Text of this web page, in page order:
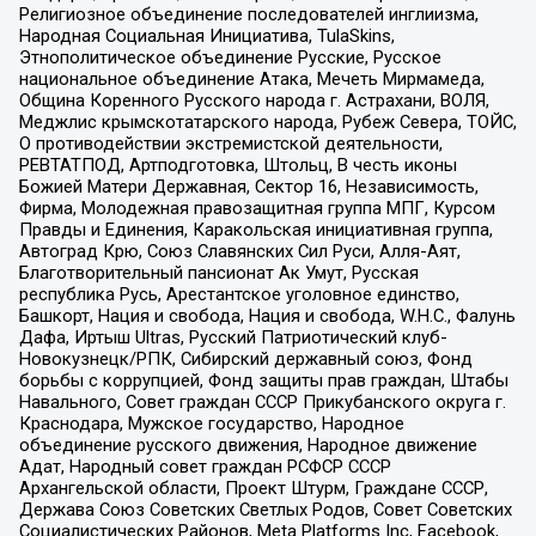
Религиозное объединение последователей инглиизма,
Народная Социальная Инициатива, TulaSkins,
Этнополитическое объединение Русские, Русское
национальное объединение Атака, Мечеть Мирмамеда,
Община Коренного Русского народа г. Астрахани, ВОЛЯ,
Меджлис крымскотатарского народа, Рубеж Севера, ТОЙС,
О противодействии экстремистской деятельности,
РЕВТАТПОД, Артподготовка, Штольц, В честь иконы
Божией Матери Державная, Сектор 16, Независимость,
Фирма, Молодежная правозащитная группа МПГ, Курсом
Правды и Единения, Каракольская инициативная группа,
Автоград Крю, Союз Славянских Сил Руси, Алля-Аят,
Благотворительный пансионат Ак Умут, Русская
республика Русь, Арестантское уголовное единство,
Башкорт, Нация и свобода, Нация и свобода, W.H.С., Фалунь
Дафа, Иртыш Ultras, Русский Патриотический клуб-
Новокузнецк/РПК, Сибирский державный союз, Фонд
борьбы с коррупцией, Фонд защиты прав граждан, Штабы
Навального, Совет граждан СССР Прикубанского округа г.
Краснодара, Мужское государство, Народное
объединение русского движения, Народное движение
Адат, Народный совет граждан РСФСР СССР
Архангельской области, Проект Штурм, Граждане СССР,
Держава Союз Советских Светлых Родов, Совет Советских
Социалистических Районов, Meta Platforms Inc, Facebook,